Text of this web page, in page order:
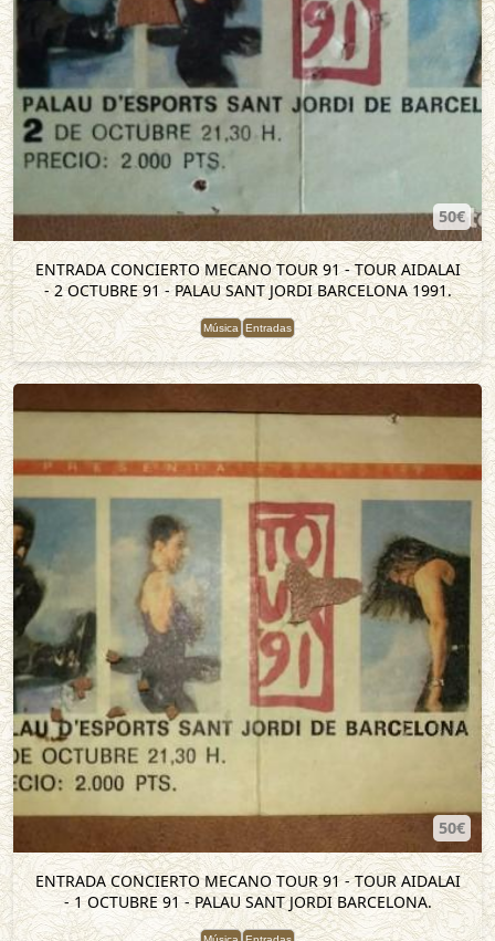
50€
ENTRADA CONCIERTO MECANO TOUR 91 - TOUR AIDALAI
- 2 OCTUBRE 91 - PALAU SANT JORDI BARCELONA 1991.
Música Entradas
50€
ENTRADA CONCIERTO MECANO TOUR 91 - TOUR AIDALAI
- 1 OCTUBRE 91 - PALAU SANT JORDI BARCELONA.